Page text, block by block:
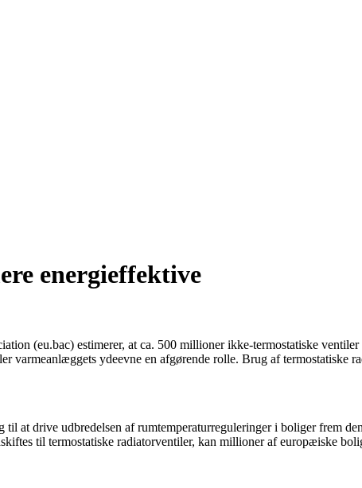
energieffektive
(eu.bac) estimerer, at ca. 500 millioner ikke-termostatiske
varmeanlæggets ydeevne en afgørende rolle. Brug af termostatiske
at drive udbredelsen af rumtemperaturreguleringer i boliger frem
til termostatiske radiatorventiler, kan millioner af europæiske